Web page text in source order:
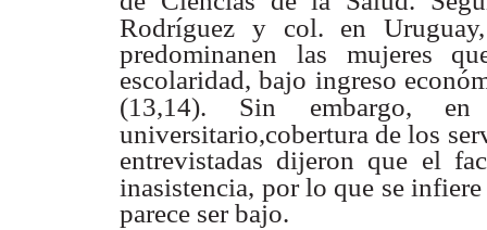
Rodríguez y col. en Uruguay,
predominanen las mujeres
escolaridad, bajo ingreso
(13,14). Sin embargo, en
universitario,cobertura de los
entrevistadas dijeron que el
inasistencia, por lo que se
parece ser bajo.